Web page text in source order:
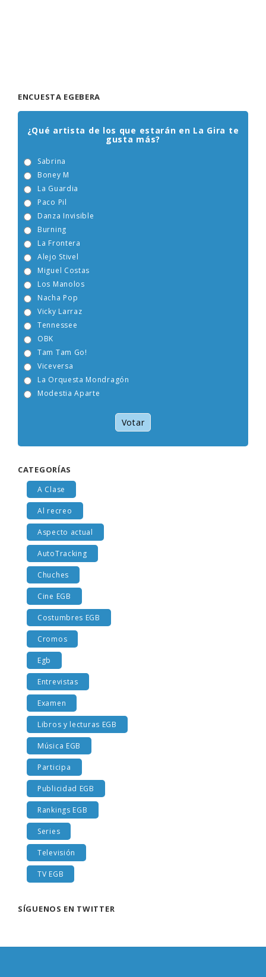
¿Qué artista de los que estarán en La Gira te
gusta más?
Boney M
Burning
Alejo Stivel
Miguel Costas
Nacha Pop
Vicky Larraz
La Orquesta Mondragón
Modestia Aparte
Votar
A Clase
Al recreo
Aspecto actual
AutoTracking
Chuches
Cine EGB
Costumbres EGB
Cromos
Egb
Entrevistas
Examen
Libros y lecturas EGB
Música EGB
Participa
Publicidad EGB
Rankings EGB
Series
Televisión
TV EGB